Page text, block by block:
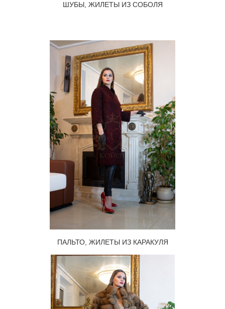
ШУБЫ, ЖИЛЕТЫ ИЗ СОБОЛЯ
ПАЛЬТО, ЖИЛЕТЫ ИЗ КАРАКУЛЯ